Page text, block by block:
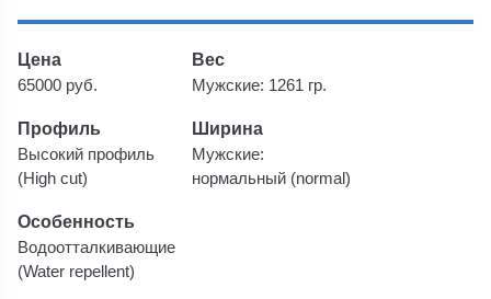
Цена
65000 руб.
Вес
Мужские: 1261 гр.
Профиль
Высокий профиль
(High cut)
Ширина
Мужские:
нормальный (normal)
Особенность
Водоотталкивающие
(Water repellent)